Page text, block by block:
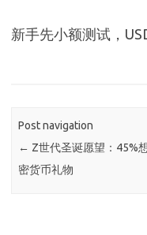
新手先小额测试，
Post navigation
← Z世代圣诞愿望：45%
密货币礼物